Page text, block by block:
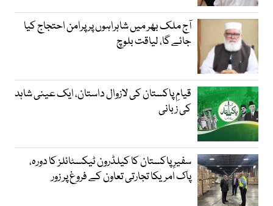
آج ملک بھر میں شاہراہوں پر پرامن احتجاج کیا
جائے گا، لیاقت بلوچ
قیامِ پاکستان کی لازوال داستان، ایک عینی شاہد
کی زبانی
سفیرِ پاکستان کا کیلڈرون ٹیکسٹائلز کا دورہ،
پاک امریکا تجارتی تعاون کے فروغ پر زور